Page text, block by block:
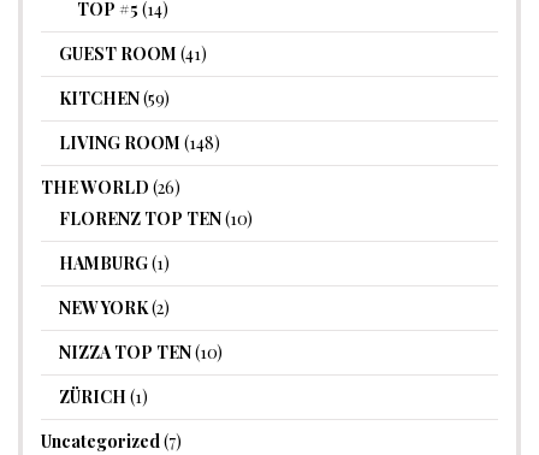
TOP #5 (14)
GUEST ROOM (41)
KITCHEN(59)
LIVING ROOM (148)
THE WORLD (26)
FLORENZ TOP TEN(10)
HAMBURG(1)
NEW YORK(2)
NIZZA TOP TEN(10)
ZÜRICH (1)
Uncategorized(7)